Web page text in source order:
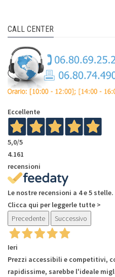
CALL CENTER
Eccellente
5,0/5
4.161
recensioni
Le nostre recensioni a 4 e 5 stelle.
Clicca qui per leggerle tutte >
Precedente
Successivo
Ieri
Prezzi accessibili e competitivi,
rapidissime, sarebbe l'ideale